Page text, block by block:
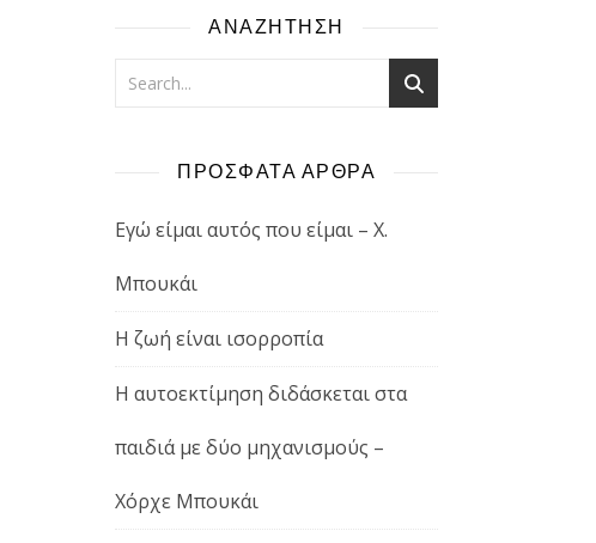
ΑΝΑΖΗΤΗΣΗ
ΠΡΟΣΦΑΤΑ ΑΡΘΡΑ
Εγώ είμαι αυτός που είμαι – Χ.
Μπουκάι
Η ζωή είναι ισορροπία
Η αυτοεκτίμηση διδάσκεται στα
παιδιά με δύο μηχανισμούς –
Χόρχε Μπουκάι